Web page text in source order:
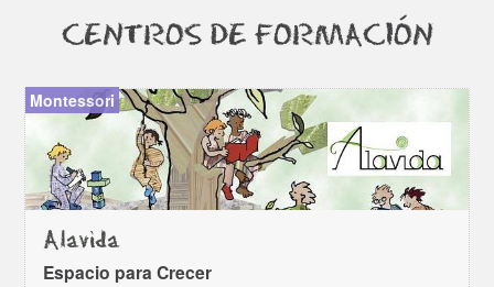
CENTROS DE FORMACIÓN
Montessori
Alavida
Espacio para Crecer